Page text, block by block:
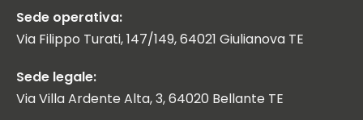
Sede operativa:
Via Filippo Turati, 147/149, 64021 Giulianova TE
Sede legale:
Via Villa Ardente Alta, 3, 64020 Bellante TE